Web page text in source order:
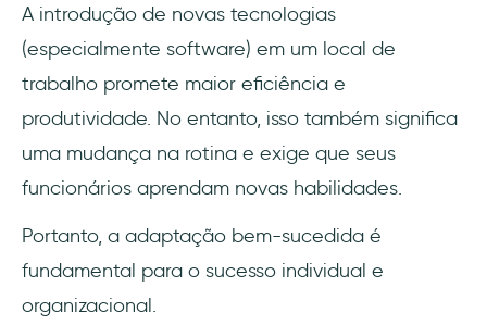
A introdução de novas tecnologias
(especialmente software) em um local de
trabalho promete maior eficiência e
produtividade. No entanto, isso também significa
uma mudança na rotina e exige que seus
funcionários aprendam novas habilidades.
Portanto, a adaptação bem-sucedida é
fundamental para o sucesso individual e
organizacional.